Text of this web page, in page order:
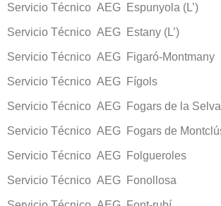
Servicio Técnico AEG Espunyola (L’)
Servicio Técnico AEG Estany (L’)
Servicio Técnico AEG Figaró-Montmany
Servicio Técnico AEG Fígols
Servicio Técnico AEG Fogars de la Selva
Servicio Técnico AEG Fogars de
Servicio Técnico AEG Folgueroles
Servicio Técnico AEG Fonollosa